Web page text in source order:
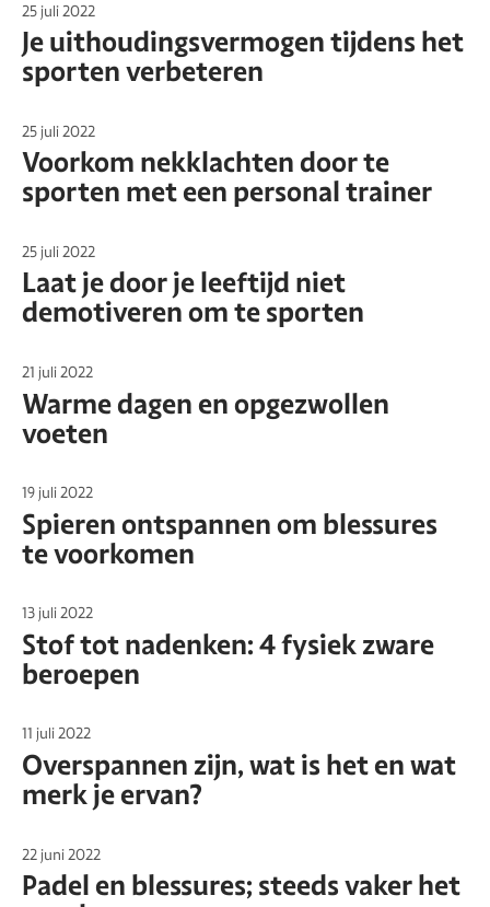
25 juli 2022
Je uithoudingsvermogen tijdens het
sporten verbeteren
25 juli 2022
Voorkom nekklachten door te
sporten met een personal trainer
25 juli 2022
Laat je door je leeftijd niet
demotiveren om te sporten
21 juli 2022
Warme dagen en opgezwollen
voeten
19 juli 2022
Spieren ontspannen om blessures
te voorkomen
13 juli 2022
Stof tot nadenken: 4 fysiek zware
beroepen
11 juli 2022
Overspannen zijn, wat is het en wat
merk je ervan?
22 juni 2022
Padel en blessures; steeds vaker het